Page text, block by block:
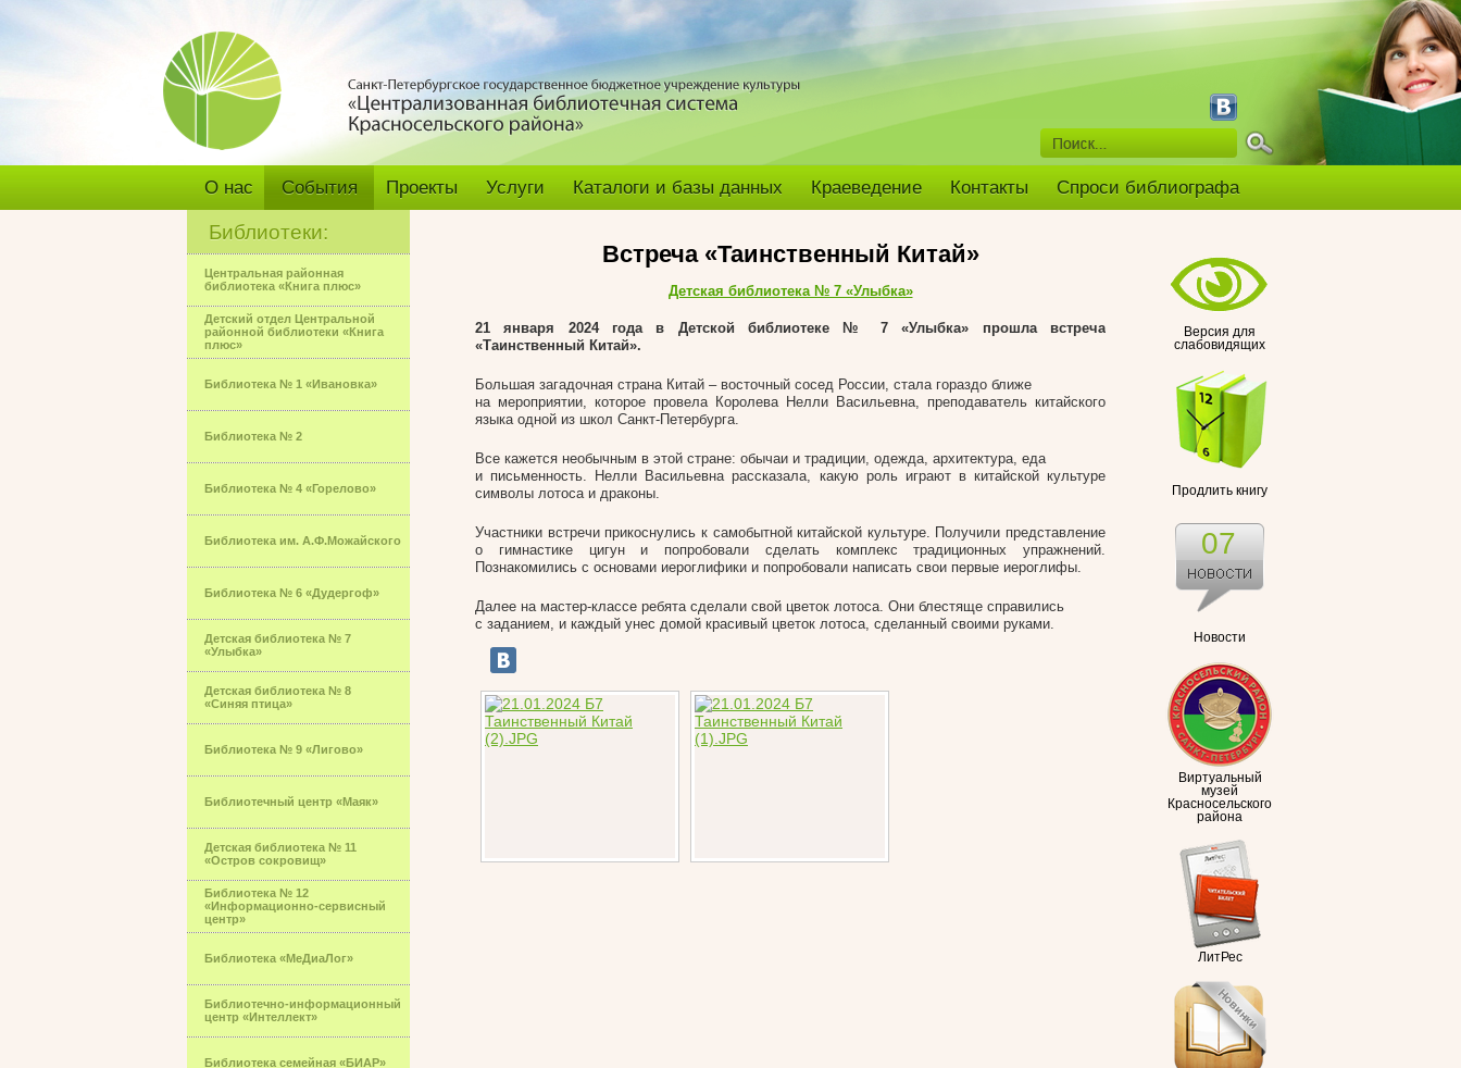
О нас События Проекты Услуги Каталоги и базы данных Краеведение Контакты Спроси библиографа
Библиотеки:
Центральная районная
библиотека «Книга плюс»
Детский отдел Центральной
районной библиотеки «Книга
плюс»
Библиотека № 1 «Ивановка»
Библиотека № 2
Библиотека № 4 «Горелово»
Библиотека им. А.Ф.Можайского
Библиотека № 6 «Дудергоф»
Детская библиотека № 7
«Улыбка»
Детская библиотека № 8
«Синяя птица»
Библиотека № 9 «Лигово»
Библиотечный центр «Маяк»
Детская библиотека № 11
«Остров сокровищ»
Библиотека № 12
«Информационно-сервисный
центр»
Библиотека «МеДиаЛог»
Библиотечно-информационный
центр «Интеллект»
Библиотека семейная «БИАР»
Версия для
слабовидящих
Продлить книгу
Новости
07
Виртуальный
музей
Красносельского
района
ЛитРес
Встреча «Таинственный Китай»
Детская библиотека № 7 «Улыбка»
21 января 2024 годав Детской библиотеке № 7 «Улыбка» прошла встреча
«Таинственный Китай».
Большая загадочная страна Китай – восточный сосед России, стала гораздо ближе
на мероприятии, которое провела Королева Нелли Васильевна, преподаватель китайского
языка одной из школ Санкт-Петербурга.
Все кажется необычным в этой стране: обычаи и традиции, одежда, архитектура, еда
и письменность. Нелли Васильевна рассказала, какую роль играют в китайской культуре
символы лотоса и драконы.
Участники встречи прикоснулись к самобытной китайской культуре. Получили представление
о гимнастике цигун и попробовали сделать комплекс традиционных упражнений.
Познакомились с основами иероглифики и попробовали написать свои первые иероглифы.
Далее на мастер-классе ребята сделали свой цветок лотоса. Они блестяще справились
с заданием, и каждый унес домой красивый цветок лотоса, сделанный своими руками.